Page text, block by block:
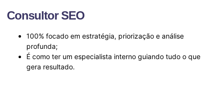
Consultor SEO
100% focado em estratégia, priorização e análise
profunda;
É como ter um especialista interno guiando tudo o que
gera resultado.